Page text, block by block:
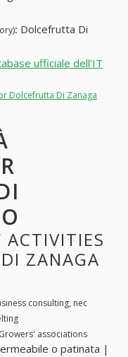
: Dolcefrutta Di
ufficiale dell'IT
Dolcefrutta Di Zanaga
ZANAGA
consulting, nec
Growers' associations
o patinata |